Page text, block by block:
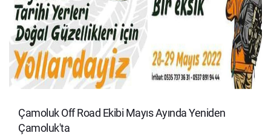
Çamoluk Off Road Ekibi Mayıs Ayında Yeniden
Çamoluk'ta